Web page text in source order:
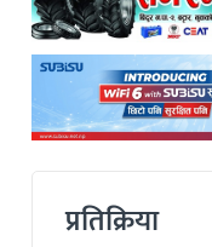
प्रतिक्रिया